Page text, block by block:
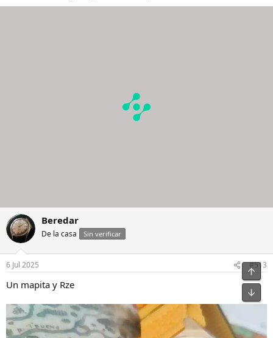
Beredar
De la casa Sin verificar
6 Jul 2025 #513
Un mapita y Rze